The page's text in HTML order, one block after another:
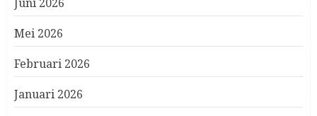
Mei 2026
Februari 2026
Januari 2026